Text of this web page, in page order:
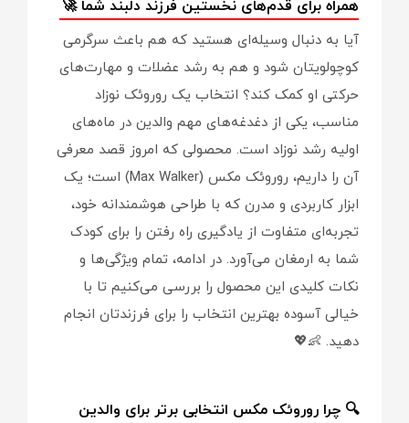
همراه برای قدم‌های نخستین فرزند دلبند شما 🚀
آیا به دنبال وسیله‌ای هستید که هم باعث سرگرمی
کوچولویتان شود و هم به رشد عضلات و مهارت‌های
حرکتی او کمک کند؟ انتخاب یک روروئک نوزاد
مناسب، یکی از دغدغه‌های مهم والدین در ماه‌های
اولیه رشد نوزاد است. محصولی که امروز قصد معرفی
آن را داریم، روروئک مکس (Max Walker) است؛ یک
ابزار کاربردی و مدرن که با طراحی هوشمندانه خود،
تجربه‌ای متفاوت از یادگیری راه رفتن را برای کودک
شما به ارمغان می‌آورد. در ادامه، تمام ویژگی‌ها و
نکات کلیدی این محصول را بررسی می‌کنیم تا با
خیالی آسوده بهترین انتخاب را برای فرزندتان انجام
دهید. 👶💖
🔍 چرا روروئک مکس انتخابی برتر برای والدین